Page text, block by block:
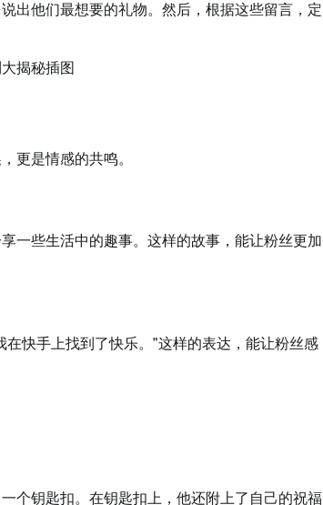
出他们最想要的礼物。然后，根据这些留言，定
更是情感的共鸣。
一些生活中的趣事。这样的故事，能让粉丝更加
快手上找到了快乐。”这样的表达，能让粉丝感
个钥匙扣。在钥匙扣上，他还附上了自己的祝福